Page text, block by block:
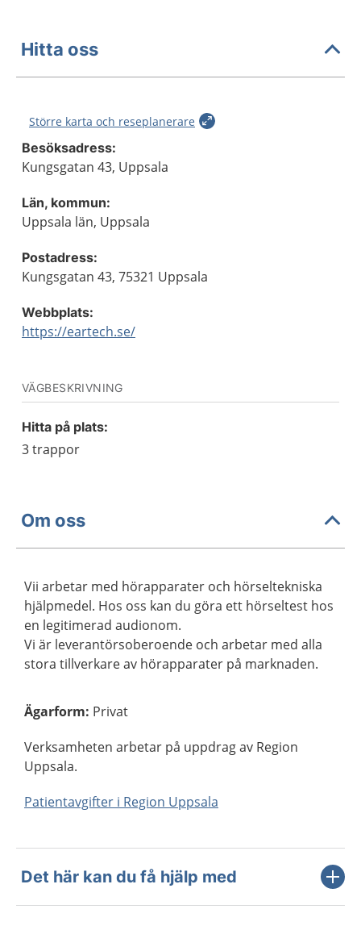
Hitta oss
Större karta och reseplanerare
Besöksadress:
Kungsgatan 43, Uppsala
Län, kommun:
Uppsala län, Uppsala
Postadress:
Kungsgatan 43, 75321 Uppsala
Webbplats:
https://eartech.se/
VÄGBESKRIVNING
Hitta på plats:
3 trappor
Om oss
Vii arbetar med hörapparater och hörseltekniska
hjälpmedel. Hos oss kan du göra ett hörseltest hos
en legitimerad audionom.
Vi är leverantörsoberoende och arbetar med alla
stora tillverkare av hörapparater på marknaden.
Ägarform: Privat
Verksamheten arbetar på uppdrag av Region
Uppsala.
Patientavgifter i Region Uppsala
Det här kan du få hjälp med